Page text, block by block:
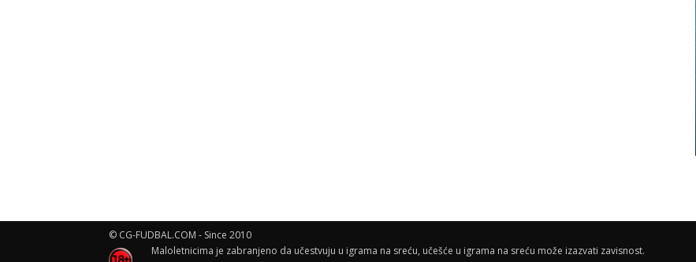
© CG-FUDBAL.COM - Since 2010
Maloletnicima je zabranjeno da učestvuju u igrama na sreću, učešće u igrama na sreću može izazvati zavisnost.